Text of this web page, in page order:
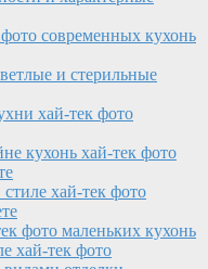
современных кухонь
и стерильные
хай-тек фото
кухонь хай-тек фото
хай-тек фото
фото маленьких кухонь
хай-тек фото